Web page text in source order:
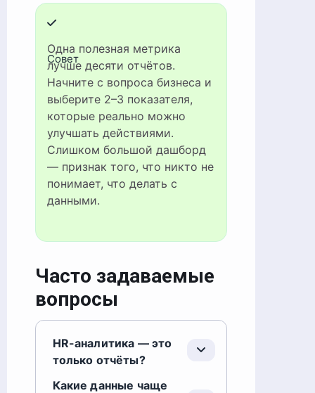
Совет
Одна полезная метрика
лучше десяти отчётов.
Начните с вопроса бизнеса и
выберите 2–3 показателя,
которые реально можно
улучшать действиями.
Слишком большой дашборд
— признак того, что никто не
понимает, что делать с
данными.
Часто задаваемые
вопросы
HR-аналитика — это
только отчёты?
Какие данные чаще